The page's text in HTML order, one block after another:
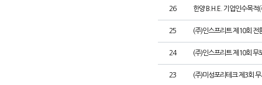
26 한양 B.H.E. 기업인수목적
25 (주)인스프리트 제10회 전
24 (주)인스프리트 제10회 무
23 (주)미성포리테크 제3회